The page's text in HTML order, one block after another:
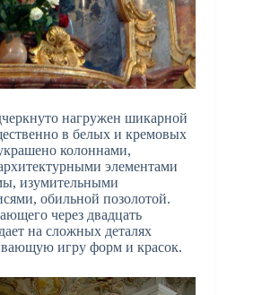
нагружен шикарной
в белых и кремовых
колоннами,
элементами
изумительными
обильной позолотой.
через двадцать
на сложных деталях
игру форм и красок.